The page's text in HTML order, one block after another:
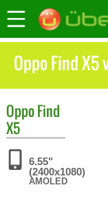
Oppo Find X5
OppoFind
X5
6.55"
(2400x1080)
AMOLED